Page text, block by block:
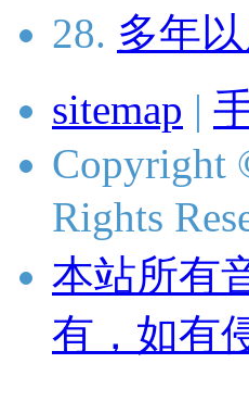
28. 多年
sitemap |
Copyright
Rights
本站所有
有，如有